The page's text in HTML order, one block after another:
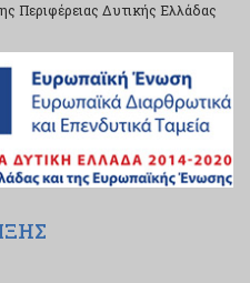
Περιφέρειας Δυτικής Ελλάδας